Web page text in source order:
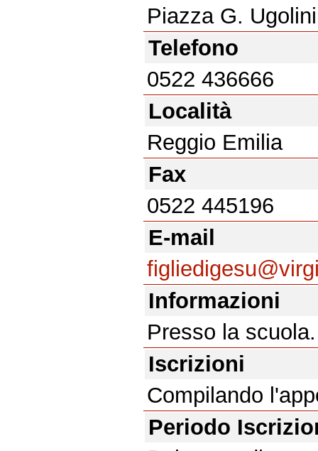
Piazza G.
Telefono
0522 436666
Località
Reggio Emilia
Fax
0522 445196
E-mail
Informazioni
Presso la scuola.
Iscrizioni
Compilando
Periodo